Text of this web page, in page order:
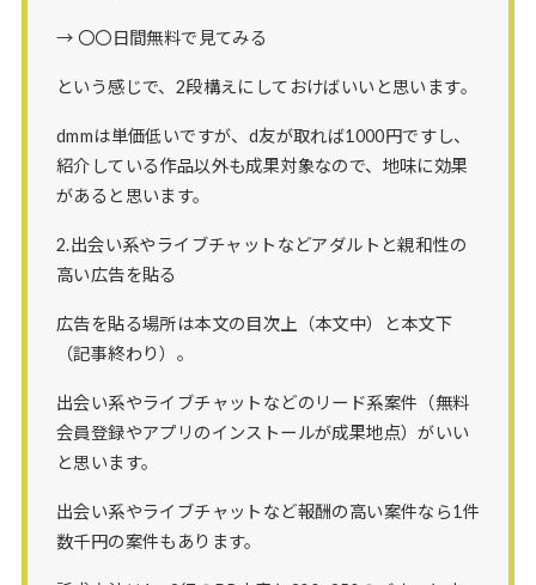
→ 〇〇日間無料で見てみる
という感じで、2段構えにしておけばいいと思います。
dmmは単価低いですが、d友が取れば1000円ですし、
紹介している作品以外も成果対象なので、地味に効果
があると思います。
2.出会い系やライブチャットなどアダルトと親和性の
高い広告を貼る
広告を貼る場所は本文の目次上（本文中）と本文下
（記事終わり）。
出会い系やライブチャットなどのリード系案件（無料
会員登録やアプリのインストールが成果地点）がいい
と思います。
出会い系やライブチャットなど報酬の高い案件なら1件
数千円の案件もあります。